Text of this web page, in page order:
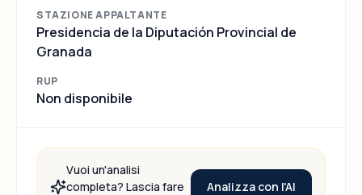
STAZIONE APPALTANTE
Presidencia de la Diputación Provincial de
Granada
RUP
Non disponibile
Vuoi un'analisi
completa? Lascia fare
Analizza con l'AI